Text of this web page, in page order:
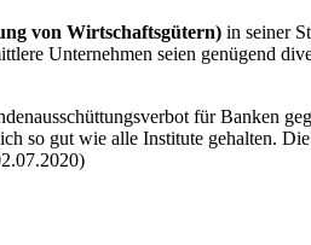
von Wirtschaftsgütern) in seiner
Unternehmen seien genügend
für Banken
so gut wie alle Institute gehalten.